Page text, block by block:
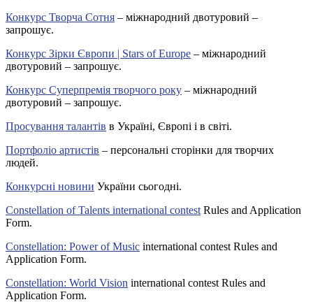
Конкурс Творча Сотня – міжнародний двотуровий –
запрошує.
Конкурс Зірки Європи | Stars of Europe – міжнародний
двотуровий – запрошує.
Конкурс Суперпремія творчого року – міжнародний
двотуровий – запрошує.
Просування талантів в Україні, Європі і в світі.
Портфоліо артистів – персональні сторінки для творчих
людей.
Конкурсні новини України сьогодні.
Constellation of Talents international contest Rules and Application
Form.
Constellation: Power of Music international contest Rules and
Application Form.
Constellation: World Vision international contest Rules and
Application Form.